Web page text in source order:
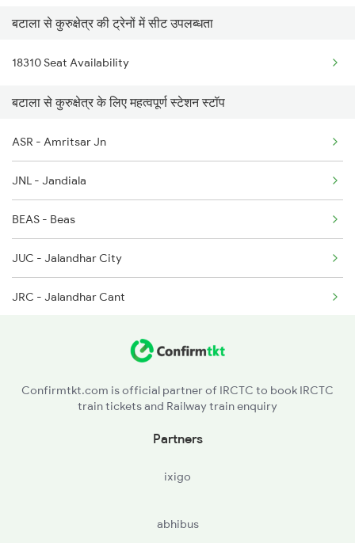
18101 Tata Jat Exp
18102 Jat Tata Express
19225 Ju Jat Exp
19226 Jat Ju Express
18101 Tata Jat Exp
11077 Jhelum Express
14053 Himachal Exp
1057 Csmt Asr Special
1058 Asr Csmt Spl
1077 Pune Jat Spl
1078 Jhelum Covid
1841 Kurj Kkde Spl
बटाला से कुरुक्षेत्र की ट्रेनों में सीट उपलब्धता
18310 Seat Availability
बटाला से कुरुक्षेत्र के लिए महत्वपूर्ण स्टेशन स्टॉप
ASR - Amritsar Jn
JNL - Jandiala
BEAS - Beas
JUC - Jalandhar City
JRC - Jalandhar Cant
LDH - Ludhiana Jn
SHDM - Shahabad Markanda
Confirmtkt.com is official partner of IRCTC to book IRCTC
train tickets and Railway train enquiry
Partners
ixigo
abhibus